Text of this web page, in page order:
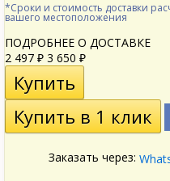
*Сроки и стоимость доставки
вашего местоположения
ПОДРОБНЕЕ О ДОСТАВКЕ
2 497 ₽ 3 650 ₽
Заказать через: